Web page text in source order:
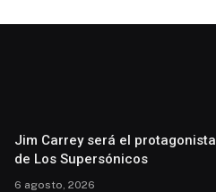
Jim Carrey será el protagonista
de Los Supersónicos
6 agosto, 2026